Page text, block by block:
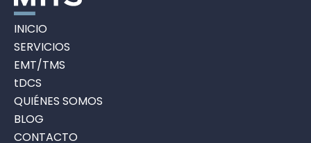
INICIO
SERVICIOS
EMT/TMS
tDCS
QUIÉNES SOMOS
BLOG
CONTACTO